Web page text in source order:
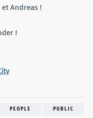
Andreas !
!
PEOPLE PUBLIC